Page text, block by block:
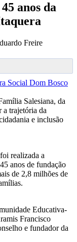
anos da
Freire
Salesiana, da
a trajetória da
e inclusão
realizada a
anos de fundação
de 2,8 milhões de
Educativa-
Francisco
e fundador da